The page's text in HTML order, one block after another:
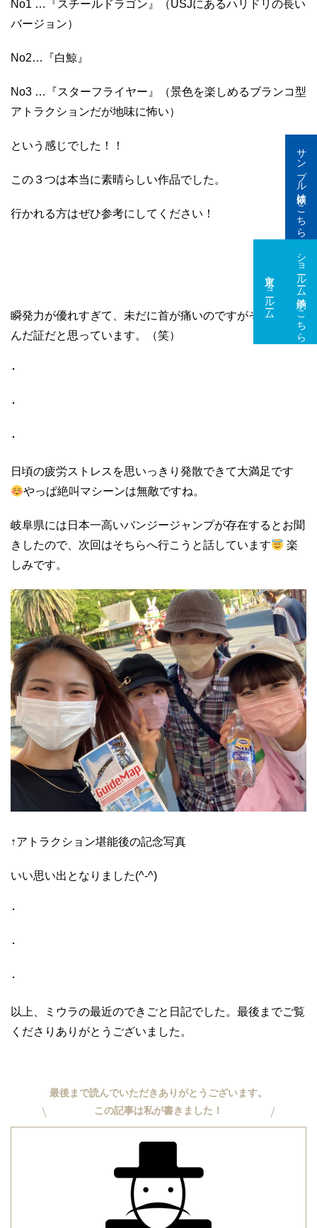
サンプル依頼はこちら
ショールーム予約はこちら
東京ショールーム 大阪ショールーム
No1 … 『スチールドラゴン』（USJにあるハリドリの長い
バージョン）
No2… 『白鯨』
No3 …
『スターフライヤー』（景色を楽しめるブランコ型
アトラクションだが地味に怖い）
という感じでした！！
この３つは本当に素晴らしい作品でした。
行かれる方はぜひ参考にしてください！
瞬発力が優れすぎて、未だに首が痛いのですがそれも楽し
んだ証だと思っています。（笑）
･
･
･
日頃の疲労ストレスを思いっきり発散できて大満足です
やっぱ絶叫マシーンは無敵ですね。
岐阜県には日本一高いバンジージャンプが存在するとお聞
きしたので、次回はそちらへ行こうと話しています
楽
しみです。
↑アトラクション堪能後の記念写真
いい思い出となりました(^-^)
･
･
･
以上、ミウラの最近のできごと日記でした。 最後までご覧
くださりありがとうございました。
最後まで読んでいただきありがとうございます。
この記事は私が書きました！